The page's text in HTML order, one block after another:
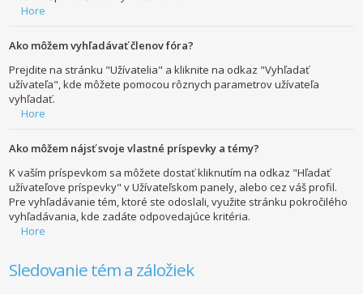
Hore
Ako môžem vyhľadávať členov fóra?
Prejdite na stránku "Užívatelia" a kliknite na odkaz "Vyhľadať
užívateľa", kde môžete pomocou rôznych parametrov užívateľa
vyhľadať.
Hore
Ako môžem nájsť svoje vlastné príspevky a témy?
K vaším príspevkom sa môžete dostať kliknutím na odkaz "Hľadať
užívateľove príspevky" v Užívateľskom panely, alebo cez váš profil.
Pre vyhľadávanie tém, ktoré ste odoslali, využite stránku pokročilého
vyhľadávania, kde zadáte odpovedajúce kritéria.
Hore
Sledovanie tém a záložiek